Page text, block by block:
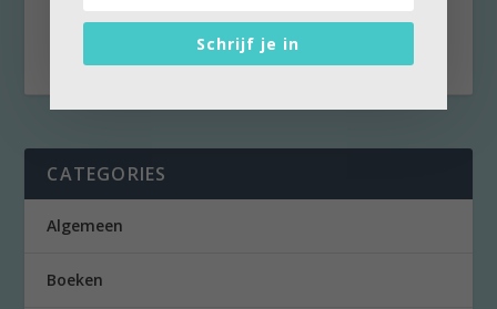
CATEGORIES
Algemeen
Boeken
Schrijf je in